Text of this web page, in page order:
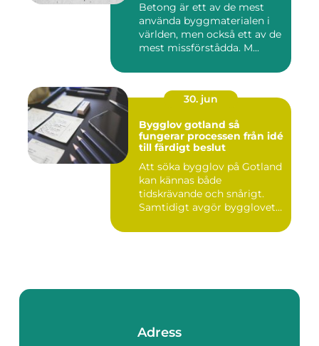
Betong är ett av de mest
använda byggmaterialen i
världen, men också ett av de
mest missförstådda. M...
30. jun
Bygglov gotland så
fungerar processen från idé
till färdigt beslut
Att söka bygglov på Gotland
kan kännas både
tidskrävande och snårigt.
Samtidigt avgör bygglovet
Adress